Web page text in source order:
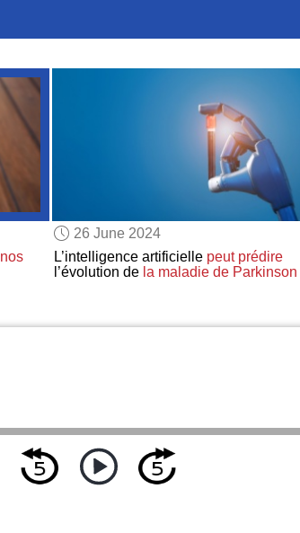
nos
26 June 2024
L’intelligence artificielle peut prédire
l’évolution de la maladie de Parkinson